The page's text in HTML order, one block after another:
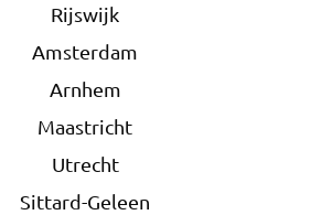
Rijswijk
Amsterdam
Arnhem
Maastricht
Utrecht
Sittard-Geleen